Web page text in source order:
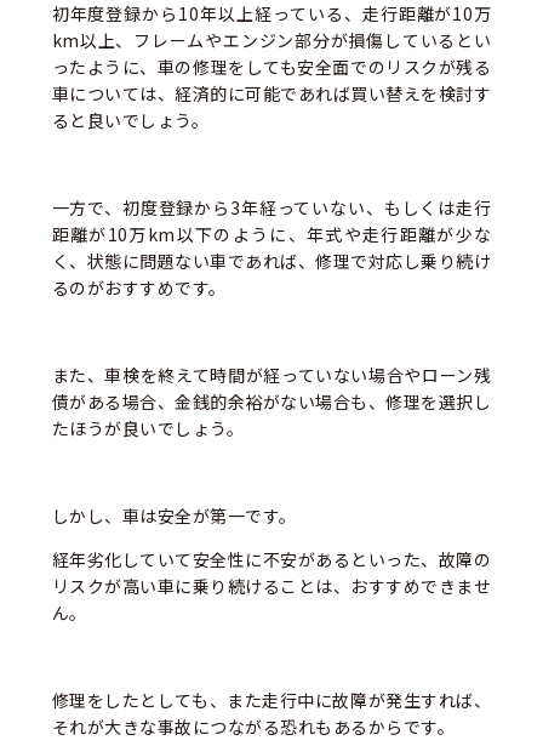
初年度登録から10年以上経っている、走行距離が10万
km以上、フレームやエンジン部分が損傷しているとい
ったように、車の修理をしても安全面でのリスクが残る
車については、経済的に可能であれば買い替えを検討す
ると良いでしょう。
一方で、初度登録から3年経っていない、もしくは走行
距離が10万km以下のように、年式や走行距離が少な
く、状態に問題ない車であれば、修理で対応し乗り続け
るのがおすすめです。
また、車検を終えて時間が経っていない場合やローン残
債がある場合、金銭的余裕がない場合も、修理を選択し
たほうが良いでしょう。
しかし、車は安全が第一です。
経年劣化していて安全性に不安があるといった、故障の
リスクが高い車に乗り続けることは、おすすめできませ
ん。
修理をしたとしても、また走行中に故障が発生すれば、
それが大きな事故につながる恐れもあるからです。